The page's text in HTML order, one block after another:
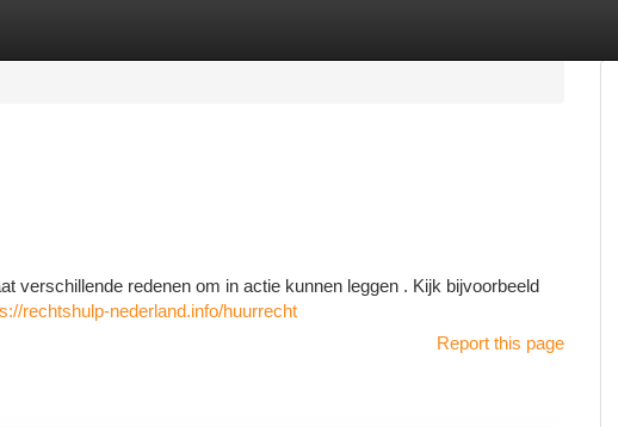
verschillende redenen om in actie kunnen leggen . Kijk bijvoorbeeld
rechtshulp-nederland.info/huurrecht
Report this page